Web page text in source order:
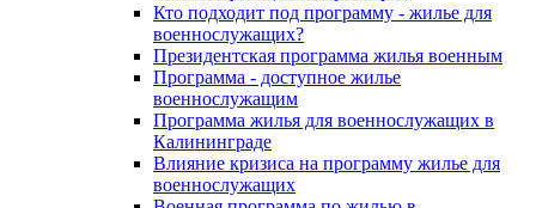
Кто подходит под программу - жилье для
военнослужащих?
Президентская программа жилья военным
Программа - доступное жилье
военнослужащим
Программа жилья для военнослужащих в
Калининграде
Влияние кризиса на программу жилье для
военнослужащих